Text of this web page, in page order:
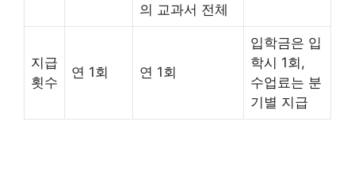
의 교과서 전체
지급
횟수
연 1회 연 1회
입학금은 입
학시 1회,
수업료는 분
기별 지급